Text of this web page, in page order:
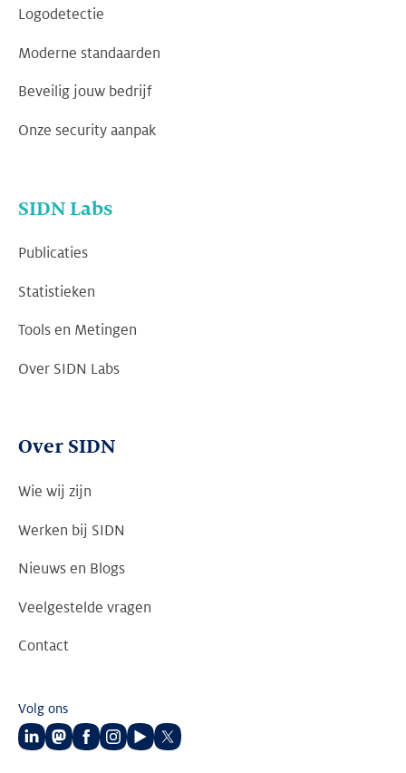
Logodetectie
Moderne standaarden
Beveilig jouw bedrijf
Onze security aanpak
SIDN Labs
Publicaties
Statistieken
Tools en Metingen
Over SIDN Labs
Over SIDN
Wie wij zijn
Werken bij SIDN
Nieuws en Blogs
Veelgestelde vragen
Contact
Volg ons